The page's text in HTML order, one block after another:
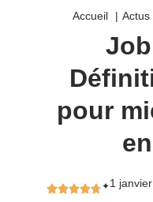
Accueil Actus
pour
✦1